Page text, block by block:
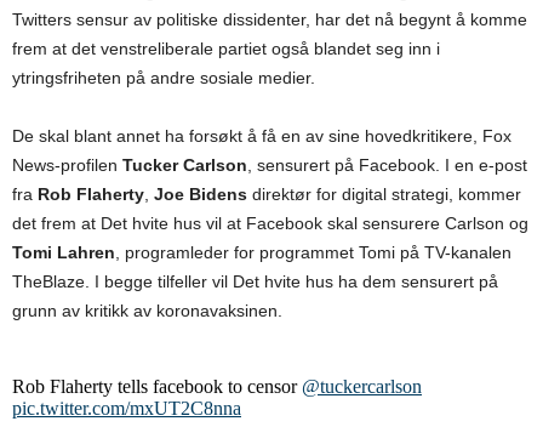
Twitters sensur av politiske dissidenter, har det nå begynt å komme
frem at det venstreliberale partiet også blandet seg inn i
ytringsfriheten på andre sosiale medier.
De skal blant annet ha forsøkt å få en av sine hovedkritikere, Fox
News-profilen Tucker Carlson , sensurert på Facebook. I en e-post
fra Rob Flaherty Joe Bidens direktør for digital strategi, kommer
det frem at Det hvite hus vil at Facebook skal sensurere Carlson og
Tomi Lahren , programleder for programmet Tomi på TV-kanalen
TheBlaze. I begge tilfeller vil Det hvite hus ha dem sensurert på
grunn av kritikk av koronavaksinen.
Rob Flaherty tells facebook to censor @tuckercarlson
pic.twitter.com/mxUT2C8nna